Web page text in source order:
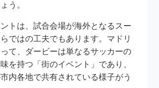
う。
トは、試合会場が海外となるスー
ではの工夫でもあります。マドリ
て、ダービーは単なるサッカーの
を持つ「街のイベント」であり、
内各地で共有されている様子がう